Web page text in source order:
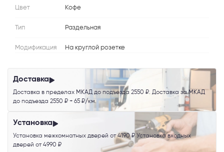
Цвет Кофе
Тип Раздельная
Модификация На круглой розетке
Доставка
Доставка в пределах МКАД до подъезда 2550 ₽. Доставка за МКАД
до подъезда 2550 ₽ + 65 ₽/км.
Установка
Установка межкомнатных дверей от 4190 ₽ Установка входных
дверей от 4990 ₽
обработку персональных данных